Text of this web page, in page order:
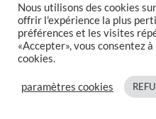
Votre vitalité sera
Mars, vous donnant
tous les défis. Cependant,
votre force : sachez
excès, qu’il s’agisse de
physique régulière et une
alliés pour maintenir cet
soin de votre sommeil,
Nous utilisons des cookies
offrir l'expérience la plus
préférences et les visites
«Accepter», vous consentez
cookies.
paramètres cookies